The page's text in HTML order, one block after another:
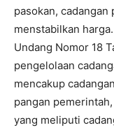
pasokan,
menstabilkan
Undang Nomor 18
pengelolaan
mencakup
pangan
yang meliputi